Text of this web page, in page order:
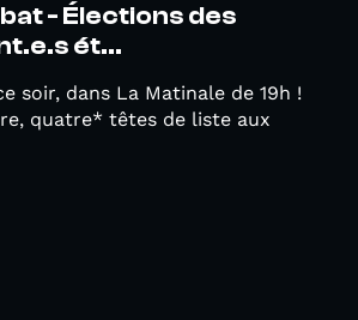
- Élections des
ét...
soir, dans La Matinale de 19h !
quatre* têtes de liste aux